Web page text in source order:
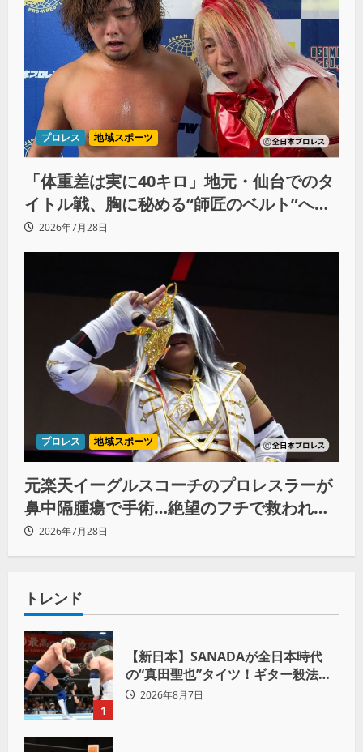
プロレス 地域スポーツ
「体重差は実に40キロ」地元・仙台でのタ
イトル戦、胸に秘める“師匠のベルト”への
想いと同期決戦への決意
2026年7月28日
プロレス 地域スポーツ
元楽天イーグルスコーチのプロレスラーが
鼻中隔腫瘍で手術…絶望のフチで救われた
リーダーの言葉
2026年7月28日
トレンド
1
【新日本】SANADAが全日本時代
の“真田聖也”タイツ！ギター殺法で
Yuto-IceをKO「俺と闘う時は考え
2026年8月7日